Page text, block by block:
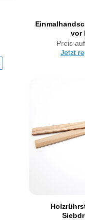
vor
Preis
Jetzt